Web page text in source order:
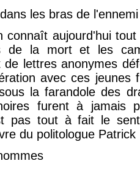
les bras de l'ennemi
connaît aujourd'hui
de la mort et les
lettres anonymes
avec ces jeunes
la farandole des
furent à jamais
pas tout à fait le
du politologue Patrick